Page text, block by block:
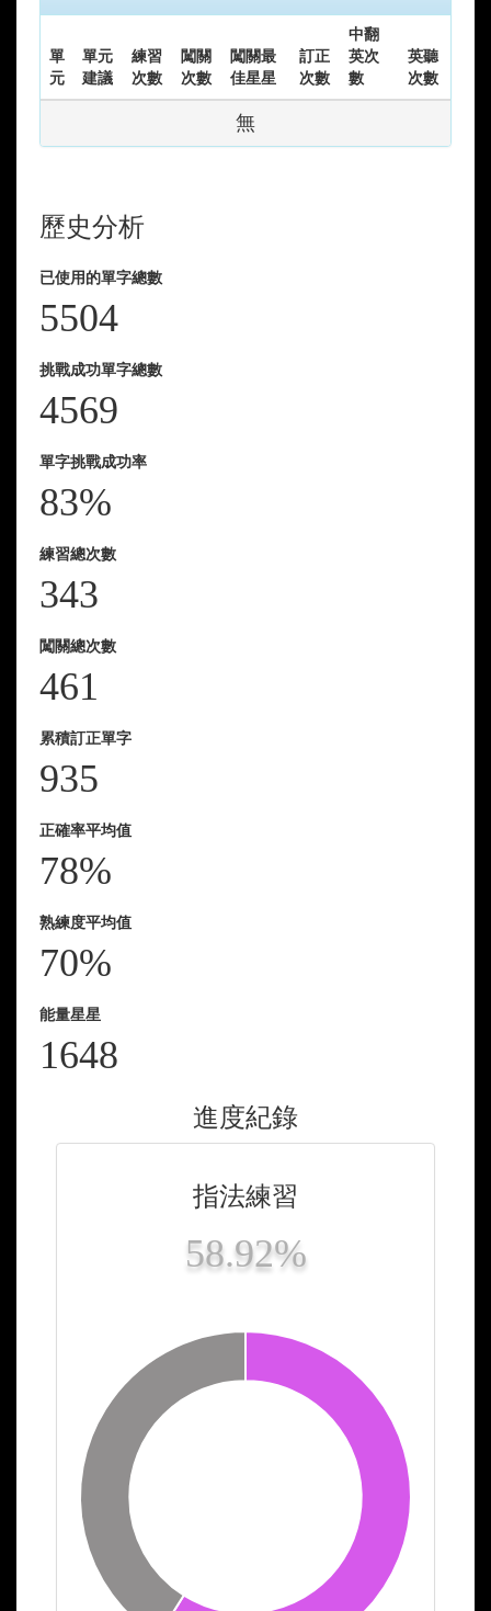
單
元
單元
建議
練習
次數
闖關
次數
闖關最
佳星星
訂正
次數
中翻
英次
數
英聽
次數
無
歷史分析
已使用的單字總數
5504
挑戰成功單字總數
4569
單字挑戰成功率
83%
練習總次數
343
闖關總次數
461
累積訂正單字
935
正確率平均值
78%
熟練度平均值
70%
能量星星
1648
進度紀錄
指法練習
58.92%